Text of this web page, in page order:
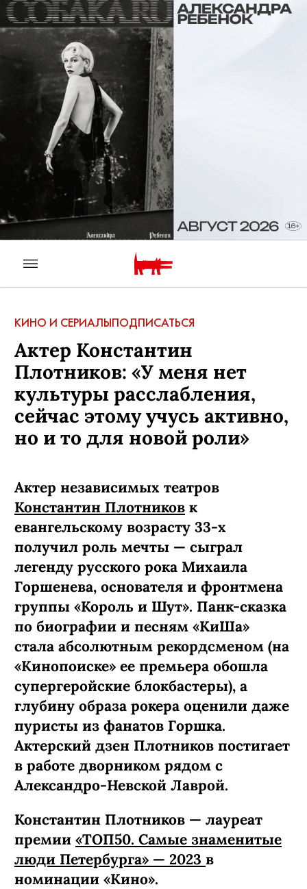
КИНО И СЕРИАЛЫПОДПИСАТЬСЯ
Актер Константин
Плотников: «У меня нет
культуры расслабления,
сейчас этому учусь активно,
но и то для новой роли»
Актер независимых театров
Константин Плотников к
евангельскому возрасту 33-х
получил роль мечты — сыграл
легенду русского рока Михаила
Горшенева, основателя и фронтмена
группы «Король и Шут». Панк-сказка
по биографии и песням «КиШа»
стала абсолютным рекордсменом (на
«Кинопоиске» ее премьера обошла
супергеройские блокбастеры), а
глубину образа рокера оценили даже
пуристы из фанатов Горшка.
Актерский дзен Плотников постигает
в работе дворником рядом с
Александро-Невской Лаврой.
Константин Плотников — лауреат
премии «ТОП50. Самые знаменитые
люди Петербурга» — 2023 в
номинации «Кино».